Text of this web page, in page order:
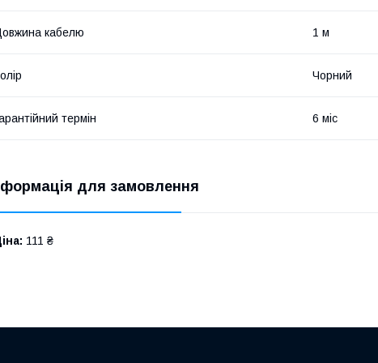
кабелю 1 м
Чорний
термін 6 міс
для замовлення
111 ₴